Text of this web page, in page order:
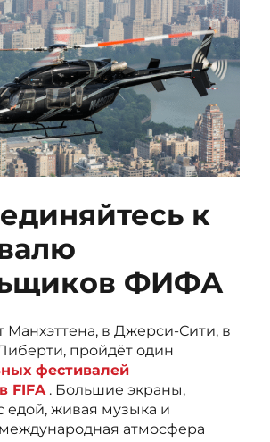
к
ФИФА
Манхэттена, в Джерси-Сити, в
пройдёт один
фестивалей
FIFA. Большие экраны,
едой, живая музыка и
атмосфера